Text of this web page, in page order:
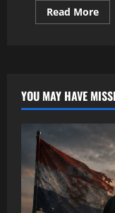
Read MoreRead
je
i
u
YOU MAY HAVE